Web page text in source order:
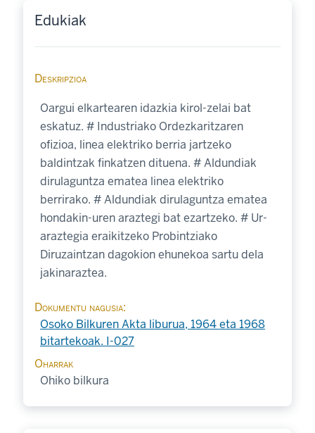
Edukiak
Deskripzioa
Oargui elkartearen idazkia kirol-zelai bat
eskatuz. # Industriako Ordezkaritzaren
ofizioa, linea elektriko berria jartzeko
baldintzak finkatzen dituena. # Aldundiak
dirulaguntza ematea linea elektriko
berrirako. # Aldundiak dirulaguntza ematea
hondakin-uren araztegi bat ezartzeko. # Ur-
araztegia eraikitzeko Probintziako
Diruzaintzan dagokion ehunekoa sartu dela
jakinaraztea.
Dokumentu nagusia
Osoko Bilkuren Akta liburua, 1964 eta 1968
bitartekoak. I-027
Oharrak
Ohiko bilkura